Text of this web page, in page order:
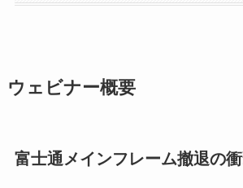
ウェビナー概要
富士通メインフレーム撤退の